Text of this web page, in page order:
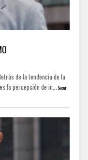
de la tendencia de la
la percepción de in... Seguir